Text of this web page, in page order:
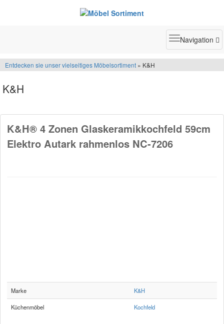
Toggle
Navigation
Entdecken sie unser vielseitiges Möbelsortiment » K&H
K&H
K&H® 4 Zonen Glaskeramikkochfeld 59cm
Elektro Autark rahmenlos NC-7206
Marke K&H
Küchenmöbel Kochfeld